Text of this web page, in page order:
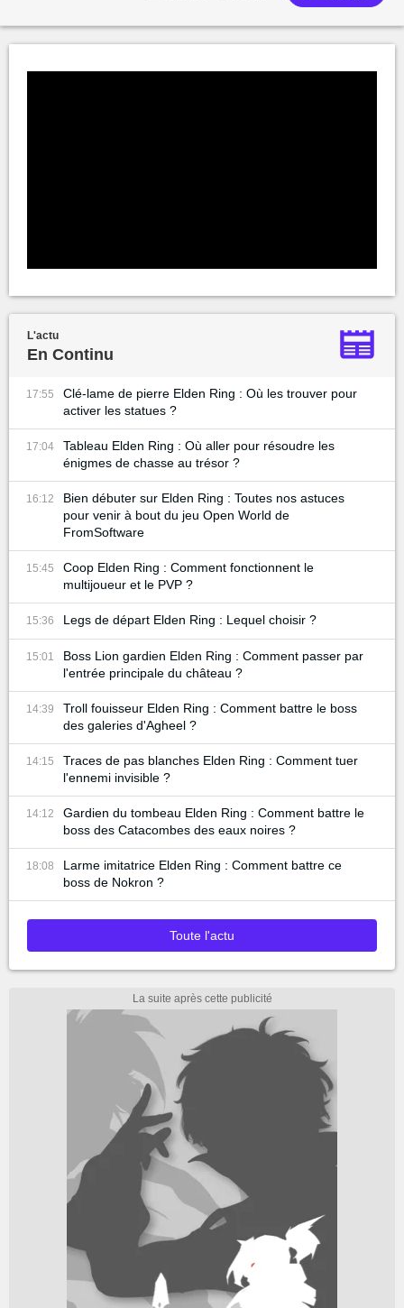
L'actu
En Continu
17:55
Clé-lame de pierre Elden Ring : Où les trouver pour
activer les statues ?
17:04
Tableau Elden Ring : Où aller pour résoudre les
énigmes de chasse au trésor ?
16:12
Bien débuter sur Elden Ring : Toutes nos astuces
pour venir à bout du jeu Open World de
FromSoftware
15:45
Coop Elden Ring : Comment fonctionnent le
multijoueur et le PVP ?
15:36 Legs de départ Elden Ring : Lequel choisir ?
15:01
Boss Lion gardien Elden Ring : Comment passer par
l'entrée principale du château ?
14:39
Troll fouisseur Elden Ring : Comment battre le boss
des galeries d'Agheel ?
14:15
Traces de pas blanches Elden Ring : Comment tuer
l'ennemi invisible ?
14:12
Gardien du tombeau Elden Ring : Comment battre le
boss des Catacombes des eaux noires ?
18:08
Larme imitatrice Elden Ring : Comment battre ce
boss de Nokron ?
Toute l'actu